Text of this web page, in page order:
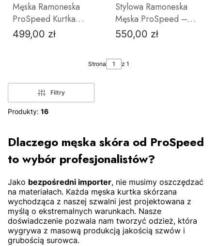
Męska Ramoneska
ProSpeed Kurtka
Skórzana Matowa
Skóra
Cena
499,00 zł
2XL
Stylowa Ramoneska
Męska ProSpeed –
Czarna Kurtka Skórzana
| Miękka Skóra Owcza
Cena
550,00 zł
M XL 2XL
Strona z 1
Filtry
Produkty: 16
Dlaczego męska skóra od ProSpeed
to wybór profesjonalistów?
Jako bezpośredni importer, nie musimy oszczędzać
na materiałach. Każda męska kurtka skórzana
wychodząca z naszej szwalni jest projektowana z
myślą o ekstremalnych warunkach. Nasze
doświadczenie pozwala nam tworzyć odzież, która
wygrywa z masową produkcją jakością szwów i
grubością surowca.